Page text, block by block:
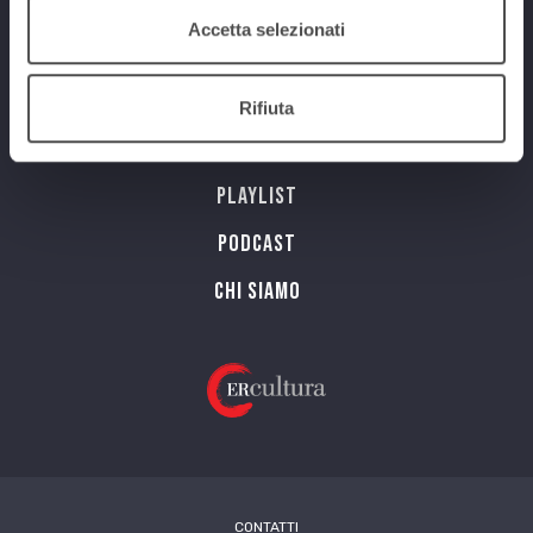
Accetta selezionati
Rifiuta
Programmi
Streaming
Playlist
PODCAST
Chi siamo
CONTATTI